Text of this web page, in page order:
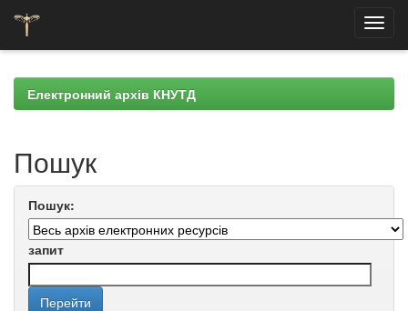
navigationЕлектронний архів КНУТД
Пошук
Пошук:
запит